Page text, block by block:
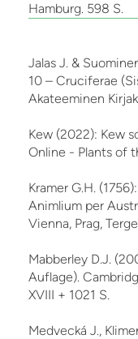
Hamburg. 598 S.
Jalas J. &
10 – Cruciferae
Akateeminen
Kew (2022): Kew
Online - Plants of
Kramer G.H.
Animlium per
Vienna, Prag,
Mabberley D.J.
Auflage).
XVIII + 1021 S.
Medvecká J.,